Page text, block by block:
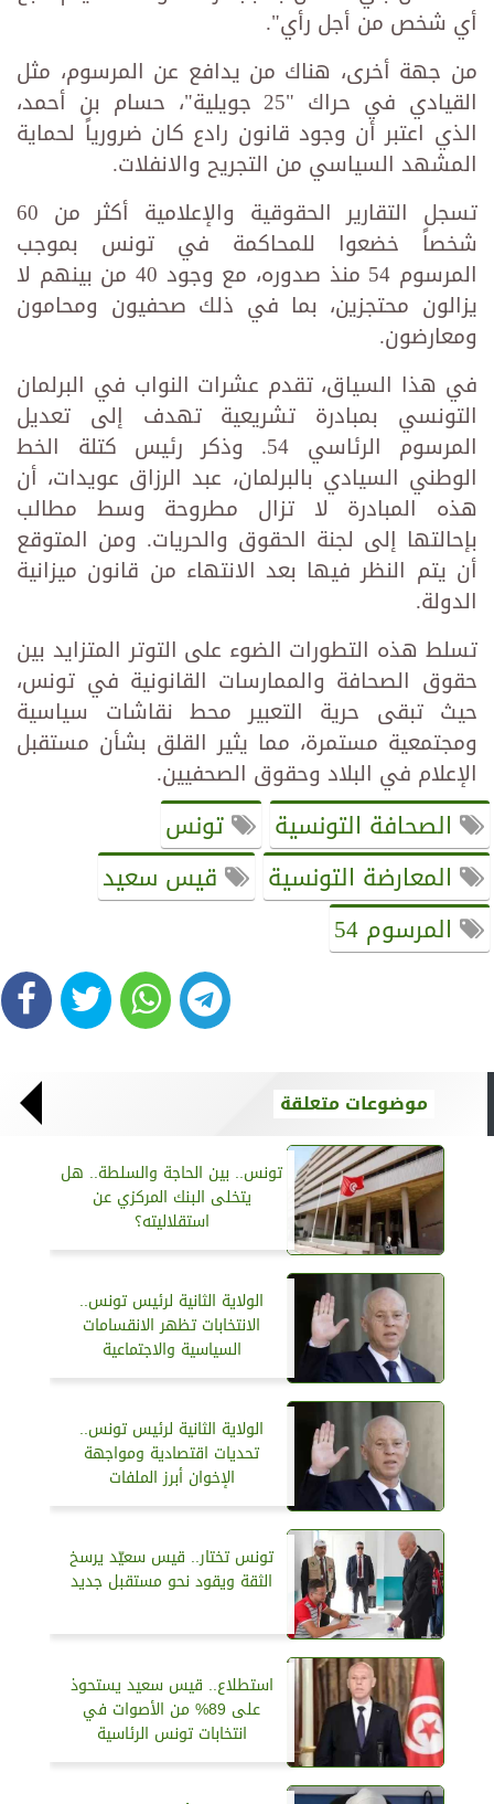
أي شخص من أجل رأي".
من جهة أخرى، هناك من يدافع عن المرسوم، مثل
القيادي في حراك "25 جويلية"، حسام بن أحمد،
الذي اعتبر أن وجود قانون رادع كان ضرورياً لحماية
المشهد السياسي من التجريح والانفلات.
تسجل التقارير الحقوقية والإعلامية أكثر من 60
شخصاً خضعوا للمحاكمة في تونس بموجب
المرسوم 54 منذ صدوره، مع وجود 40 من بينهم لا
يزالون محتجزين، بما في ذلك صحفيون ومحامون
ومعارضون.
في هذا السياق، تقدم عشرات النواب في البرلمان
التونسي بمبادرة تشريعية تهدف إلى تعديل
المرسوم الرئاسي 54. وذكر رئيس كتلة الخط
الوطني السيادي بالبرلمان، عبد الرزاق عويدات، أن
هذه المبادرة لا تزال مطروحة وسط مطالب
بإحالتها إلى لجنة الحقوق والحريات. ومن المتوقع
أن يتم النظر فيها بعد الانتهاء من قانون ميزانية
الدولة.
تسلط هذه التطورات الضوء على التوتر المتزايد بين
حقوق الصحافة والممارسات القانونية في تونس،
حيث تبقى حرية التعبير محط نقاشات سياسية
ومجتمعية مستمرة، مما يثير القلق بشأن مستقبل
الإعلام في البلاد وحقوق الصحفيين.
الصحافة التونسية
تونس
المعارضة التونسية
قيس سعيد
المرسوم 54
موضوعات متعلقة
تونس.. بين الحاجة والسلطة.. هل
يتخلى البنك المركزي عن
استقلاليته؟
الولاية الثانية لرئيس تونس..
الانتخابات تظهر الانقسامات
السياسية والاجتماعية
الولاية الثانية لرئيس تونس..
تحديات اقتصادية ومواجهة
الإخوان أبرز الملفات
تونس تختار.. قيس سعيّد يرسخ
الثقة ويقود نحو مستقبل جديد
استطلاع.. قيس سعيد يستحوذ
على 89% من الأصوات في
انتخابات تونس الرئاسية